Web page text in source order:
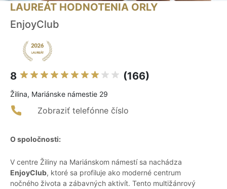
LAUREÁT HODNOTENIA ORLY
EnjoyClub
8 (166)
Žilina, Mariánske námestie 29
Zobraziť telefónne číslo
O spoločnosti:
V centre Žiliny na Mariánskom námestí sa nachádza
EnjoyClub, ktoré sa profiluje ako moderné centrum
nočného života a zábavných aktivít. Tento multižánrový